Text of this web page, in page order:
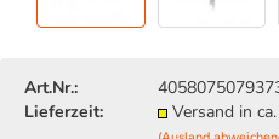
Art.Nr.:
Lieferzeit:
Versand in